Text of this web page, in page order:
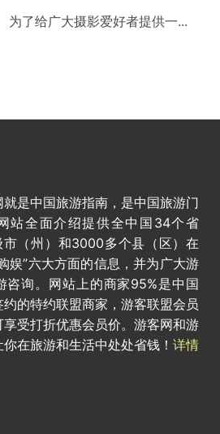
为了给广大摄影爱好者提供一...
就是中国旅游指南，是中国旅游门
站全面介绍提供全中国34个省
（州）和3000多个县（区）在
娱”六大方面的信息，并为广大游
咨询。网站上的商家95%是中国
的特约联盟商家，游客联盟会员
享受打折优惠会员价。游客网和游
在旅游和生活中处处省钱！ 详情